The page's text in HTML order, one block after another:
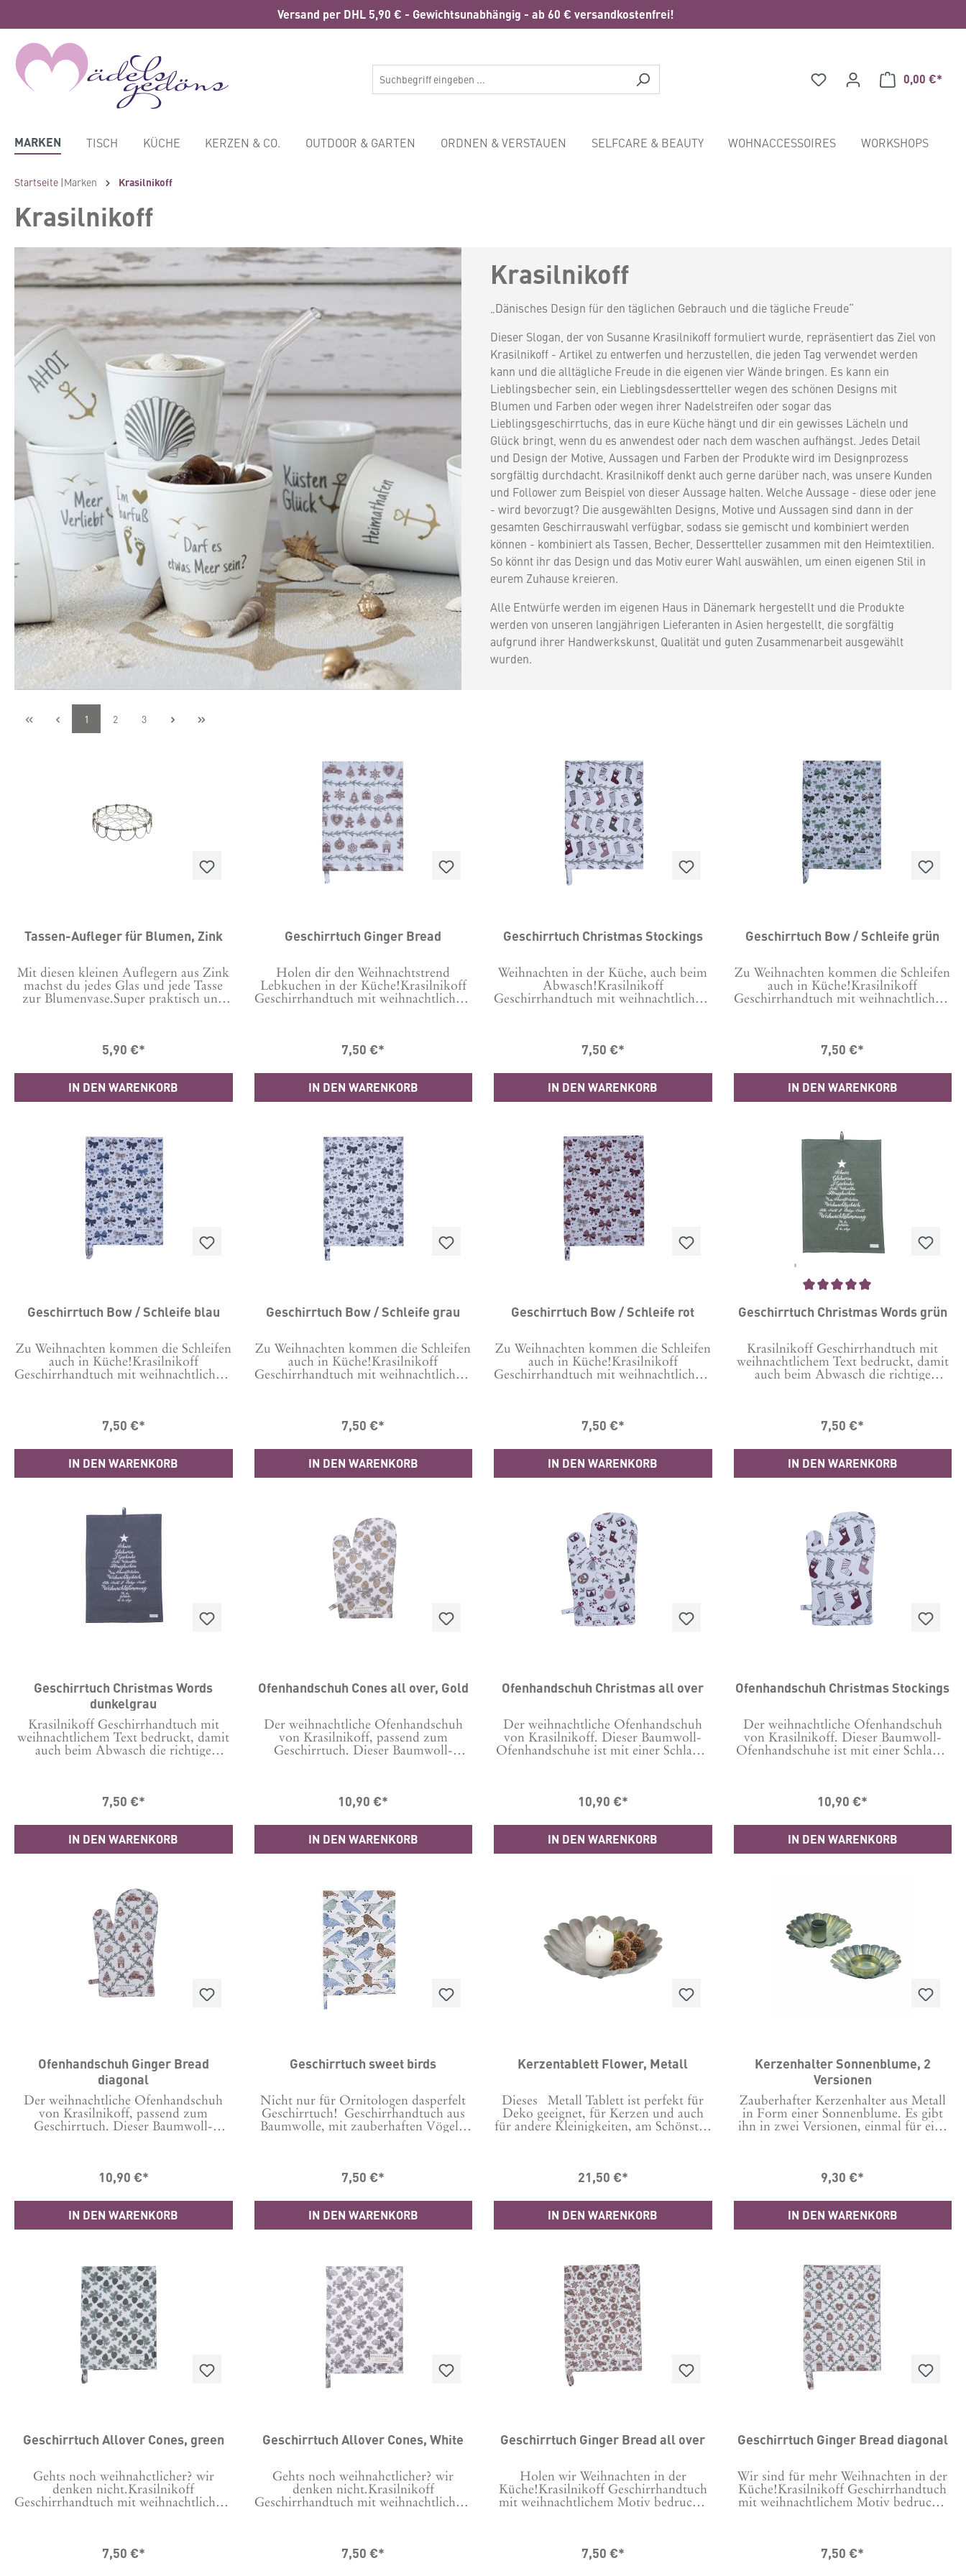
Versand per DHL 5,90 € - Gewichtsunabhängig - ab 60 € versandkostenfrei!
0,00 €*
MARKEN TISCH KÜCHE KERZEN & CO. OUTDOOR & GARTEN ORDNEN & VERSTAUEN SELFCARE & BEAUTY WOHNACCESSOIRES WORKSHOPS
Startseite |Marken Krasilnikoff
Krasilnikoff
Krasilnikoff
„Dänisches Design für den täglichen Gebrauch und die tägliche Freude“
Dieser Slogan, der von Susanne Krasilnikoff formuliert wurde, repräsentiert das Ziel von
Krasilnikoff - Artikel zu entwerfen und herzustellen, die jeden Tag verwendet werden
kann und die alltägliche Freude in die eigenen vier Wände bringen. Es kann ein
Lieblingsbecher sein, ein Lieblingsdessertteller wegen des schönen Designs mit
Blumen und Farben oder wegen ihrer Nadelstreifen oder sogar das
Lieblingsgeschirrtuchs, das in eure Küche hängt und dir ein gewisses Lächeln und
Glück bringt, wenn du es anwendest oder nach dem waschen aufhängst. Jedes Detail
und Design der Motive, Aussagen und Farben der Produkte wird im Designprozess
sorgfältig durchdacht. Krasilnikoff denkt auch gerne darüber nach, was unsere Kunden
und Follower zum Beispiel von dieser Aussage halten. Welche Aussage - diese oder jene
- wird bevorzugt? Die ausgewählten Designs, Motive und Aussagen sind dann in der
gesamten Geschirrauswahl verfügbar, sodass sie gemischt und kombiniert werden
können - kombiniert als Tassen, Becher, Dessertteller zusammen mit den Heimtextilien.
So könnt ihr das Design und das Motiv eurer Wahl auswählen, um einen eigenen Stil in
eurem Zuhause kreieren.
Alle Entwürfe werden im eigenen Haus in Dänemark hergestellt und die Produkte
werden von unseren langjährigen Lieferanten in Asien hergestellt, die sorgfältig
aufgrund ihrer Handwerkskunst, Qualität und guten Zusammenarbeit ausgewählt
wurden.
1 2 3
Tassen-Aufleger für Blumen, Zink
Mit diesen kleinen Auflegern aus Zink
machst du jedes Glas und jede Tasse
zur Blumenvase.Super praktisch und
auch einzelne Blüten toll aus und
kippen.Maße: D9 x H2 cmÜbrigens
auch super als Untersetzer für
Stumpenkerzen geeignet.Wird flach
flowers - Tassenaufleger - Metallgitter
5,90 €*
IN DEN WARENKORB
Geschirrtuch Ginger Bread
Holen dir den Weihnachtstrend
Lebkuchen in der Küche!Krasilnikoff
Geschirrhandtuch mit weihnachtlichem
Grad Tipp: Um Knittern zu
Stunden in kaltem Wasser einweichen.
Material: 100 % Baumwolle Format:
50x70 cm
7,50 €*
IN DEN WARENKORB
Geschirrtuch Christmas Stockings
Weihnachten in der Küche, auch beim
Abwasch!Krasilnikoff
Geschirrhandtuch mit weihnachtlichem
Grad Tipp: Um Knittern zu
Stunden in kaltem Wasser einweichen.
Material: 100 % Baumwolle Format:
50x70 cm
7,50 €*
IN DEN WARENKORB
Geschirrtuch Bow / Schleife grün
Zu Weihnachten kommen die Schleifen
auch in Küche!Krasilnikoff
Geschirrhandtuch mit weihnachtlichem
Grad Tipp: Um Knittern zu
Stunden in kaltem Wasser einweichen.
Material: 100 % Baumwolle Format:
50x70 cm
7,50 €*
IN DEN WARENKORB
Geschirrtuch Bow / Schleife blau
Zu Weihnachten kommen die Schleifen
auch in Küche!Krasilnikoff
Geschirrhandtuch mit weihnachtlichem
Grad Tipp: Um Knittern zu
Stunden in kaltem Wasser einweichen.
Material: 100 % Baumwolle Format:
50x70 cm
7,50 €*
IN DEN WARENKORB
Geschirrtuch Bow / Schleife grau
Zu Weihnachten kommen die Schleifen
auch in Küche!Krasilnikoff
Geschirrhandtuch mit weihnachtlichem
Grad Tipp: Um Knittern zu
Stunden in kaltem Wasser einweichen.
Material: 100 % Baumwolle Format:
50x70 cm
7,50 €*
IN DEN WARENKORB
Geschirrtuch Bow / Schleife rot
Zu Weihnachten kommen die Schleifen
auch in Küche!Krasilnikoff
Geschirrhandtuch mit weihnachtlichem
Grad Tipp: Um Knittern zu
Stunden in kaltem Wasser einweichen.
Material: 100 % Baumwolle Format:
50x70 cm
7,50 €*
IN DEN WARENKORB
Geschirrtuch Christmas Words grün
Krasilnikoff Geschirrhandtuch mit
weihnachtlichem Text bedruckt, damit
auch beim Abwasch die richtige
ersten Wäsche 24 Stunden in kaltem
Baumwolle Format: 50x70 cm
7,50 €*
IN DEN WARENKORB
Geschirrtuch Christmas Words
dunkelgrau
Krasilnikoff Geschirrhandtuch mit
weihnachtlichem Text bedruckt, damit
auch beim Abwasch die richtige
ersten Wäsche 24 Stunden in kaltem
Baumwolle Format: 50x70 cm
7,50 €*
IN DEN WARENKORB
Ofenhandschuh Cones all over, Gold
Der weihnachtliche Ofenhandschuh
von Krasilnikoff, passend zum
Geschirrtuch. Dieser Baumwoll-
dekorativ aufgehängt werden
Baumwolle. Flecken am Besten
punktuell entfernen.
10,90 €*
IN DEN WARENKORB
Ofenhandschuh Christmas all over
Der weihnachtliche Ofenhandschuh
von Krasilnikoff. Dieser Baumwoll-
Ofenhandschuhe ist mit einer Schlaufe
kann.Größe: 29 x 18 cm 100%
punktuell entfernen.
10,90 €*
IN DEN WARENKORB
Ofenhandschuh Christmas Stockings
Der weihnachtliche Ofenhandschuh
von Krasilnikoff. Dieser Baumwoll-
Ofenhandschuhe ist mit einer Schlaufe
kann.Größe: 29 x 18 cm 100%
punktuell entfernen.
10,90 €*
IN DEN WARENKORB
Ofenhandschuh Ginger Bread
diagonal
Der weihnachtliche Ofenhandschuh
von Krasilnikoff, passend zum
Geschirrtuch. Dieser Baumwoll-
dekorativ aufgehängt werden
Baumwolle. Flecken am Besten
punktuell entfernen.
10,90 €*
IN DEN WARENKORB
Geschirrtuch sweet birds
Nicht nur für Ornitologen dasperfelt
Geschirrtuch! Geschirrhandtuch aus
Baumwolle, mit zauberhaften Vögeln
Stunden in kaltem Wasser einweichen.
50x70 cm
7,50 €*
IN DEN WARENKORB
Kerzentablett Flower, Metall
Dieses Metall Tablett ist perfekt für
Deko geeignet, für Kerzen und auch
für andere Kleinigkeiten, am Schönsten
Kugelfüßen, Tiefe innen ca. 5,5,
cm Material: MetallBitte nur mit einem
leicht feuchten Tuch abwischen und
danach gut abtrocknen - Rostgefahr.
21,50 €*
IN DEN WARENKORB
Kerzenhalter Sonnenblume, 2
Versionen
Zauberhafter Kerzenhalter aus Metall
in Form einer Sonnenblume. Es gibt
ihn in zwei Versionen, einmal für eine
Kombination mit einem oder mehreren
Gruppe, dieser Kerzenhalter bringt
sofort ein wenig Nostalgie und
skandinavische Gemütlichkeit in dein
9,30 €*
IN DEN WARENKORB
Geschirrtuch Allover Cones, green
Gehts noch weihnahctlicher? wir
denken nicht.Krasilnikoff
Geschirrhandtuch mit weihnachtlichem
Grad Tipp: Um Knittern zu
7,50 €*
Geschirrtuch Allover Cones, White
Gehts noch weihnahctlicher? wir
denken nicht.Krasilnikoff
Geschirrhandtuch mit weihnachtlichem
Grad Tipp: Um Knittern zu
7,50 €*
Geschirrtuch Ginger Bread all over
Holen wir Weihnachten in der
Küche!Krasilnikoff Geschirrhandtuch
mit weihnachtlichem Motiv bedruckt,
Um Knittern zu minimieren, vor der
7,50 €*
Geschirrtuch Ginger Bread diagonal
Wir sind für mehr Weihnachten in der
Küche!Krasilnikoff Geschirrhandtuch
mit weihnachtlichem Motiv bedruckt,
Um Knittern zu minimieren, vor der
7,50 €*